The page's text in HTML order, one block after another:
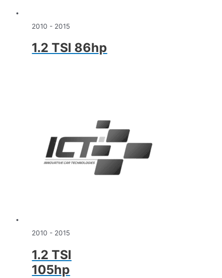
2010 - 2015
1.2 TSI 86hp
2010 - 2015
1.2 TSI
105hp